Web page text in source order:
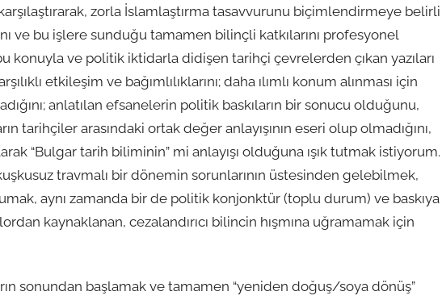
zorla İslamlaştırma tasavvurunu biçimlendirmeye belirli
ve bu işlere sunduğu tamamen bilinçli katkılarını profesyonel
konuyla ve politik iktidarla didişen tarihçi çevrelerden çıkan yazıları
etkileşim ve bağımlılıklarını; daha ılımlı konum alınması için
anlatılan efsanelerin politik baskıların bir sonucu olduğunu,
tarihçiler arasındaki ortak değer anlayışının eseri olup olmadığını,
“Bulgar tarih biliminin” mi anlayışı olduğuna ışık tutmak istiyorum.
travmalı bir dönemin sorunlarının üstesinden gelebilmek,
aynı zamanda bir de politik konjonktür (toplu durum) ve baskıya
kaynaklanan, cezalandırıcı bilincin hışmına uğramamak için
sonundan başlamak ve tamamen “yeniden doğuş/soya dönüş”